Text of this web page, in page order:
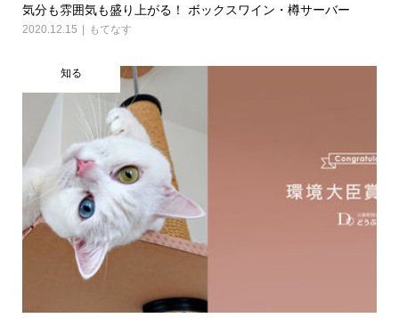
気分も雰囲気も盛り上がる！ ボックスワイン・樽サーバー
2020.12.15 もてなす
知る